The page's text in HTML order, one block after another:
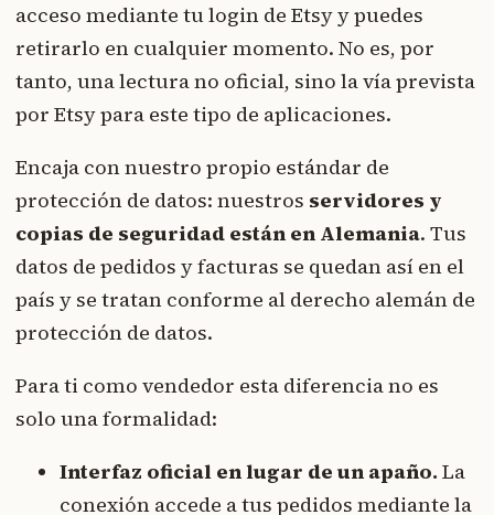
acceso mediante tu login de Etsy y puedes
retirarlo en cualquier momento. No es, por
tanto, una lectura no oficial, sino la vía prevista
por Etsy para este tipo de aplicaciones.
Encaja con nuestro propio estándar de
protección de datos: nuestros servidores y
copias de seguridad están en Alemania. Tus
datos de pedidos y facturas se quedan así en el
país y se tratan conforme al derecho alemán de
protección de datos.
Para ti como vendedor esta diferencia no es
solo una formalidad:
Interfaz oficial en lugar de un apaño. La
conexión accede a tus pedidos mediante la